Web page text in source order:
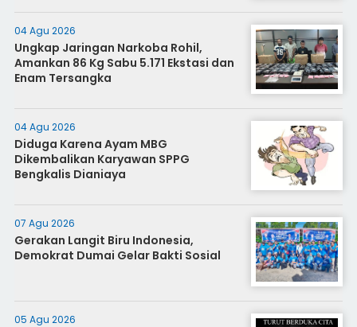
04 Agu 2026
Ungkap Jaringan Narkoba Rohil,
Amankan 86 Kg Sabu 5.171 Ekstasi dan
Enam Tersangka
04 Agu 2026
Diduga Karena Ayam MBG
Dikembalikan Karyawan SPPG
Bengkalis Dianiaya
07 Agu 2026
Gerakan Langit Biru Indonesia,
Demokrat Dumai Gelar Bakti Sosial
05 Agu 2026